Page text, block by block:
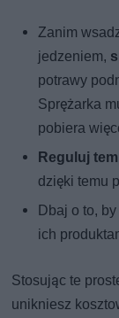
Zanim
jedzeniem,
potrawy
Sprężarka
pobiera
Reguluj
dzięki temu
Dbaj o to,
ich
Stosując te
unikniesz